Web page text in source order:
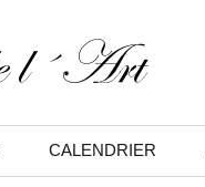
CALENDRIER